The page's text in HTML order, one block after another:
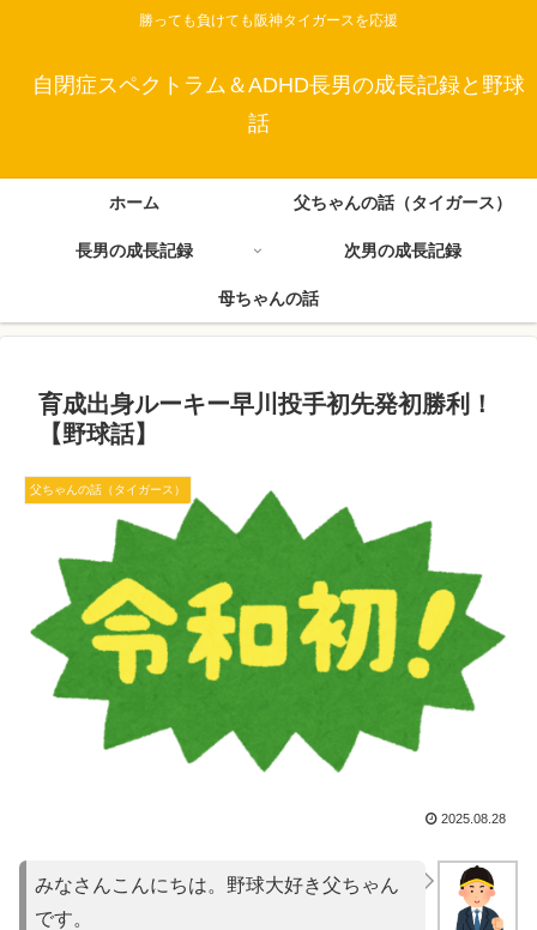
勝っても負けても阪神タイガースを応援
自閉症スペクトラム＆ADHD長男の成長記録と野球
話
ホーム 父ちゃんの話（タイガース）
長男の成長記録 次男の成長記録
母ちゃんの話
育成出身ルーキー早川投手初先発初勝利！
【野球話】
父ちゃんの話（タイガース）
2025.08.28
みなさんこんにちは。野球大好き父ちゃん
です。